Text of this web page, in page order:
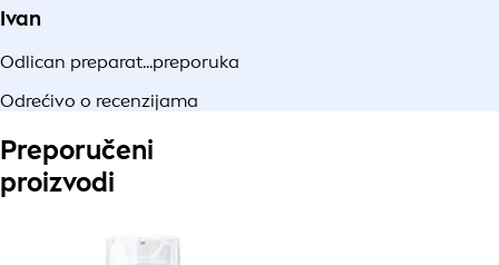
Ivan
Odlican preparat...preporuka
Odrećivo o recenzijama
Preporučeni
proizvodi